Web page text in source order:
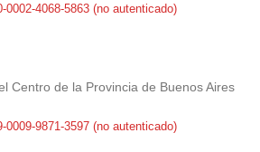
0002-4068-5863 (no autenticado)
Centro de la Provincia de Buenos Aires
0009-9871-3597 (no autenticado)